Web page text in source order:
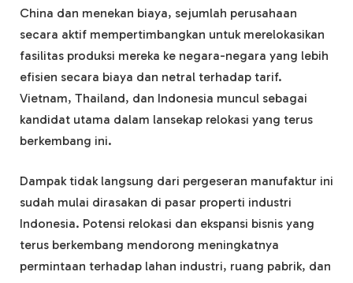
China dan menekan biaya, sejumlah perusahaan
secara aktif mempertimbangkan untuk merelokasikan
fasilitas produksi mereka ke negara-negara yang lebih
efisien secara biaya dan netral terhadap tarif.
Vietnam, Thailand, dan Indonesia muncul sebagai
kandidat utama dalam lansekap relokasi yang terus
berkembang ini.
Dampak tidak langsung dari pergeseran manufaktur ini
sudah mulai dirasakan di pasar properti industri
Indonesia. Potensi relokasi dan ekspansi bisnis yang
terus berkembang mendorong meningkatnya
permintaan terhadap lahan industri, ruang pabrik, dan